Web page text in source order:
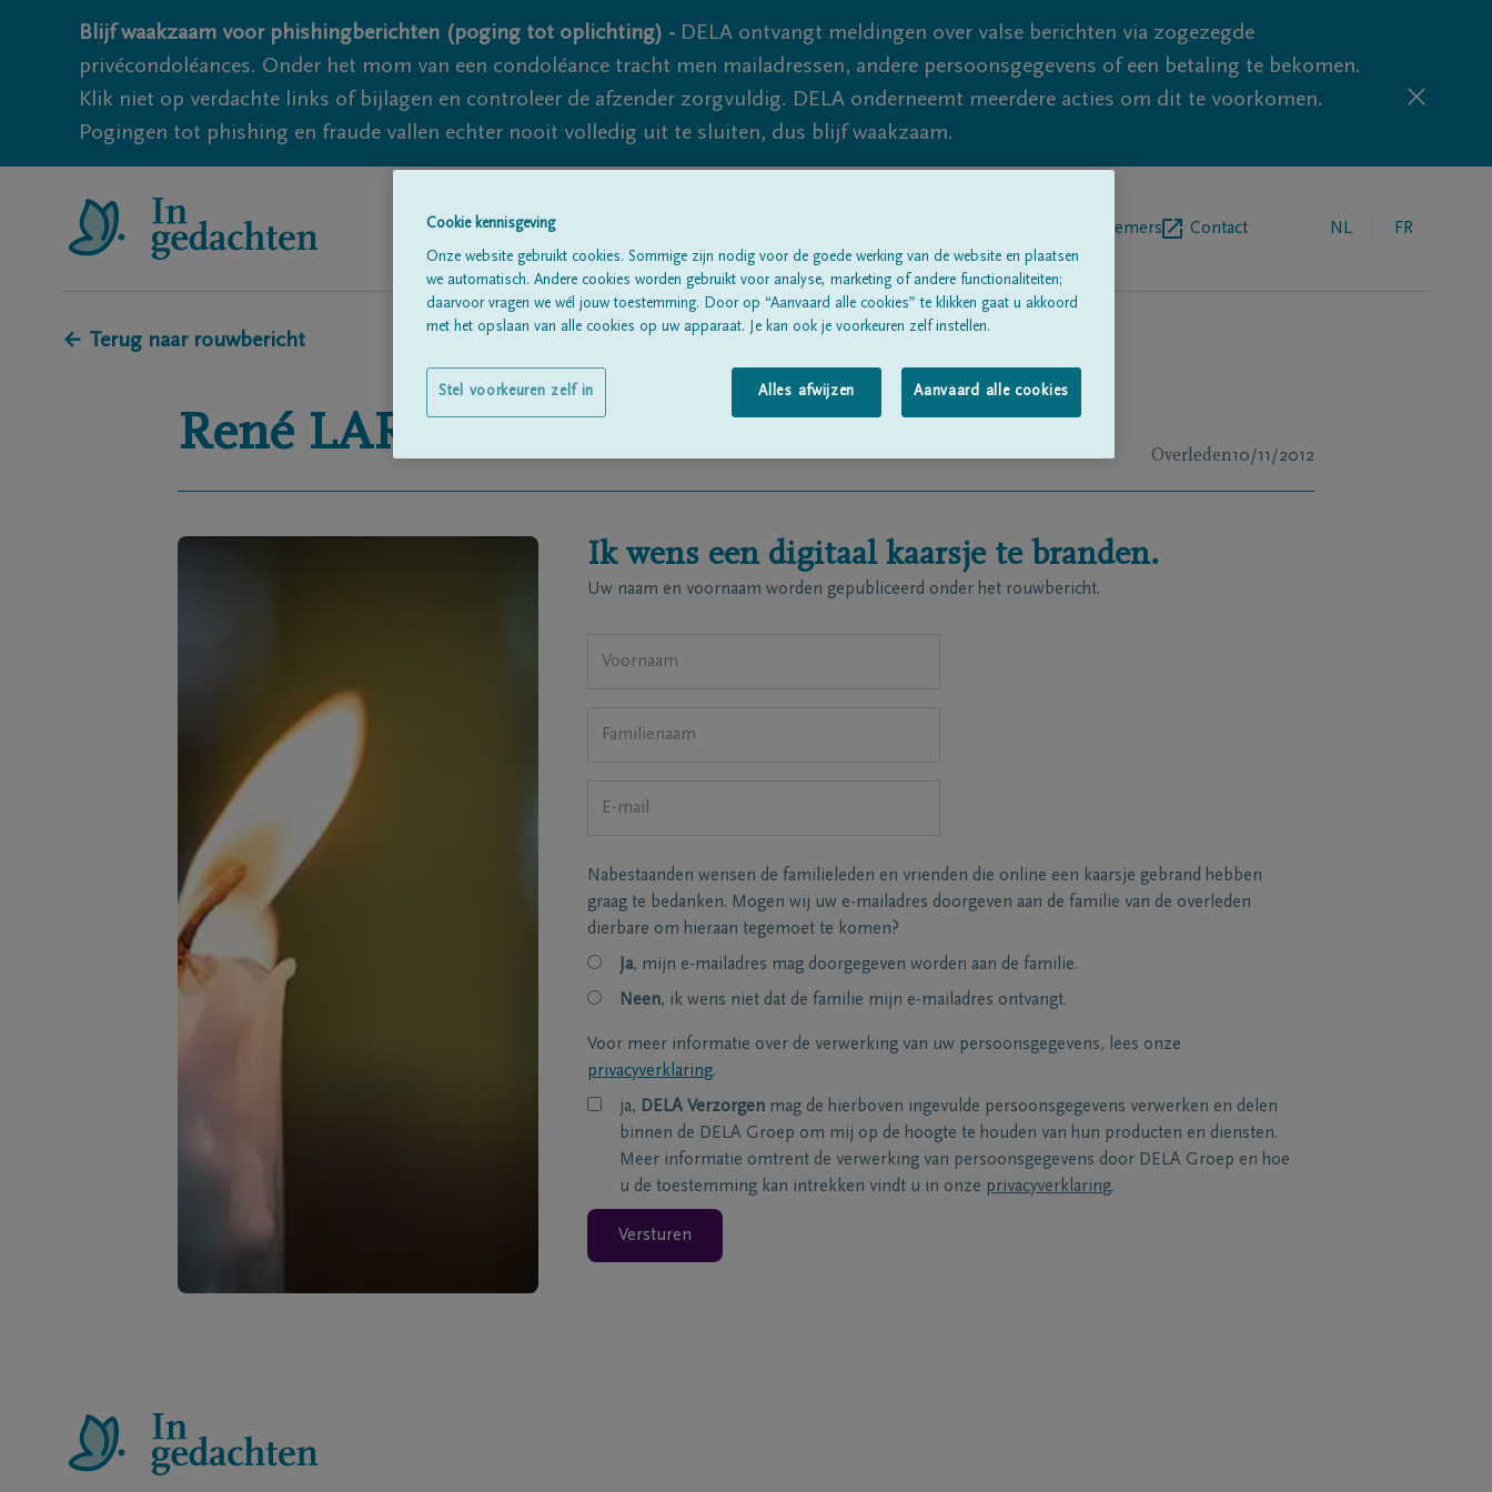
Blijf waakzaam voor phishingberichten (poging tot oplichting) - DELA ontvangt meldingen over valse berichten via zogezegde
privécondoléances. Onder het mom van een condoléance tracht men mailadressen, andere persoonsgegevens of een betaling te bekomen.
Klik niet op verdachte links of bijlagen en controleer de afzender zorgvuldig. DELA onderneemt meerdere acties om dit te voorkomen.
Pogingen tot phishing en fraude vallen echter nooit volledig uit te sluiten, dus blijf waakzaam.
Begrafenisondernemers Contact NL FR
← Terug naar rouwbericht
René LARSY Overleden10/11/2012
Ik wens een digitaal kaarsje te branden.
Uw naam en voornaam worden gepubliceerd onder het rouwbericht.
Nabestaanden wensen de familieleden en vrienden die online een kaarsje gebrand hebben
graag te bedanken. Mogen wij uw e-mailadres doorgeven aan de familie van de overleden
dierbare om hieraan tegemoet te komen?
Ja, mijn e-mailadres mag doorgegeven worden aan de familie.
Neen, ik wens niet dat de familie mijn e-mailadres ontvangt.
Voor meer informatie over de verwerking van uw persoonsgegevens, lees onze
privacyverklaring.
ja, DELA Verzorgen mag de hierboven ingevulde persoonsgegevens verwerken en delen
binnen de DELA Groep om mij op de hoogte te houden van hun producten en diensten.
Meer informatie omtrent de verwerking van persoonsgegevens door DELA Groep en hoe
u de toestemming kan intrekken vindt u in onze privacyverklaring.
Versturen
Cookie kennisgeving
Onze website gebruikt cookies. Sommige zijn nodig voor de goede werking van de website en plaatsen
we automatisch. Andere cookies worden gebruikt voor analyse, marketing of andere functionaliteiten;
daarvoor vragen we wél jouw toestemming. Door op “Aanvaard alle cookies” te klikken gaat u akkoord
met het opslaan van alle cookies op uw apparaat. Je kan ook je voorkeuren zelf instellen.
Alles afwijzen Aanvaard alle cookies
Stel voorkeuren zelf in